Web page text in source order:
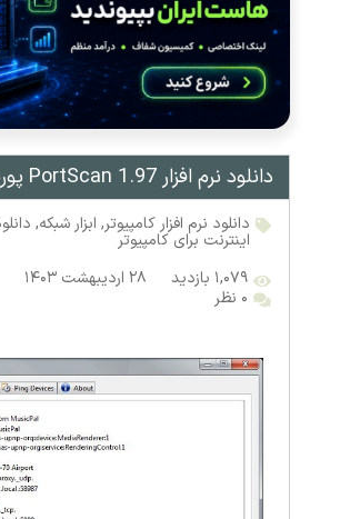
دانلود نرم افزار PortScan 1.97 پورت اسکن ویندوز
دانلود نرم افزار کامپیوتر, ابزار شبکه,
اینترنت برای کامپیوتر
۱,۰۷۹ بازدید
۲۸ اردیبهشت ۱۴۰۳
۰ نظر